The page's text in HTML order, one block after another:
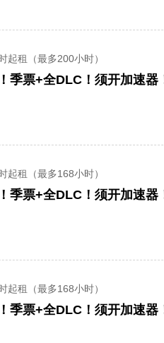
起租（最多200小时）
季票+全DLC！须开加速器
起租（最多168小时）
季票+全DLC！须开加速
起租（最多168小时）
季票+全DLC！须开加速